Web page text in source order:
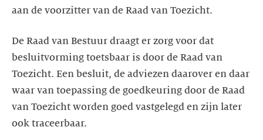
aan de voorzitter van de Raad van Toezicht.
De Raad van Bestuur draagt er zorg voor dat
besluitvorming toetsbaar is door de Raad van
Toezicht. Een besluit, de adviezen daarover en daar
waar van toepassing de goedkeuring door de Raad
van Toezicht worden goed vastgelegd en zijn later
ook traceerbaar.